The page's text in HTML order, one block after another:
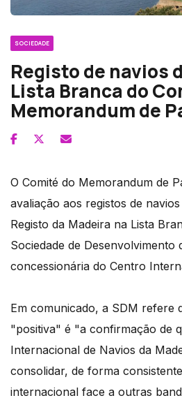
SOCIEDADE
Registo de navios
Lista Branca do
Memorandum de
O Comité do Memorandum de
avaliação aos registos de
Registo da Madeira na Lista
Sociedade de Desenvolvimento
concessionária do Centro
Em comunicado, a SDM refere
"positiva" é "a confirmação de
Internacional de Navios da
consolidar, de forma
internacional face a outras